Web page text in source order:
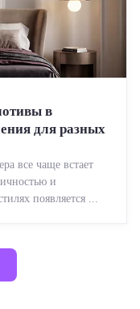
в
для разных
все чаще встает
и
появляется ...